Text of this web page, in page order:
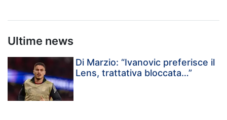
Ultime news
Di Marzio: “Ivanovic preferisce il
Lens, trattativa bloccata…”